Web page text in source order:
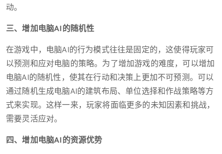
动。
三、增加电脑AI的随机性
在游戏中，电脑AI的行为模式往往是固定的，这使得玩家可
以预测和应对电脑的策略。为了增加游戏的难度，可以增加
电脑AI的随机性，使其在行动和决策上更加不可预测。可以
通过随机生成电脑AI的建筑布局、单位选择和作战策略等方
式来实现。这样一来，玩家将面临更多的未知因素和挑战，
需要灵活应对。
四、增加电脑AI的资源优势